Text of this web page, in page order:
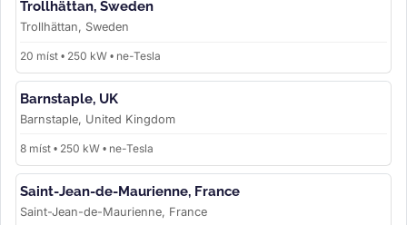
Trollhättan, Sweden
Trollhättan, Sweden
20 míst • 250 kW • ne-Tesla
Barnstaple, UK
Barnstaple, United Kingdom
8 míst • 250 kW • ne-Tesla
Saint-Jean-de-Maurienne, France
Saint-Jean-de-Maurienne, France